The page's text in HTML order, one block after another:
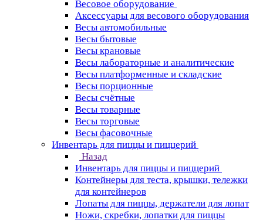
Весовое оборудование
Аксессуары для весового оборудования
Весы автомобильные
Весы бытовые
Весы крановые
Весы лабораторные и аналитические
Весы платформенные и складские
Весы порционные
Весы счётные
Весы товарные
Весы торговые
Весы фасовочные
Инвентарь для пиццы и пиццерий
Назад
Инвентарь для пиццы и пиццерий
Контейнеры для теста, крышки, тележки
для контейнеров
Лопаты для пиццы, держатели для лопат
Ножи, скребки, лопатки для пиццы